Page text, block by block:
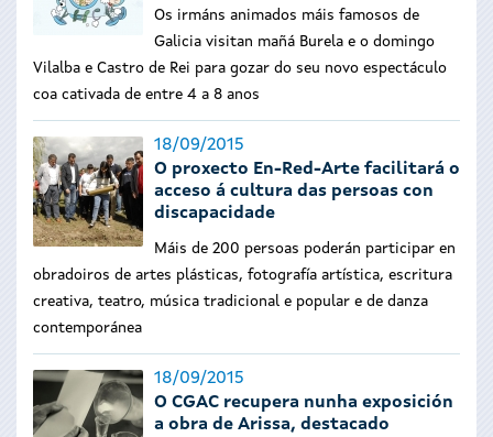
Os irmáns animados máis famosos de
Galicia visitan mañá Burela e o domingo
Vilalba e Castro de Rei para gozar do seu novo espectáculo
coa cativada de entre 4 a 8 anos
18/09/2015
O proxecto En-Red-Arte facilitará o
acceso á cultura das persoas con
discapacidade
Máis de 200 persoas poderán participar en
obradoiros de artes plásticas, fotografía artística, escritura
creativa, teatro, música tradicional e popular e de danza
contemporánea
18/09/2015
O CGAC recupera nunha exposición
a obra de Arissa, destacado